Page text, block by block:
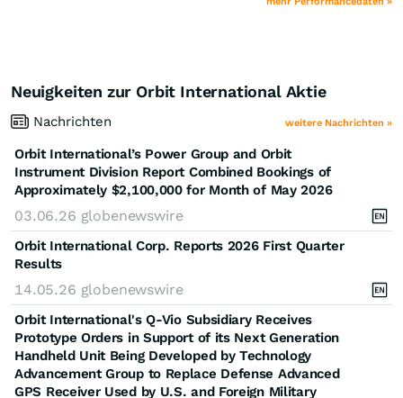
Neuigkeiten zur Orbit International Aktie
Nachrichten weitere Nachrichten »
Orbit International’s Power Group and Orbit
Instrument Division Report Combined Bookings of
Approximately $2,100,000 for Month of May 2026
03.06.26 globenewswire
Orbit International Corp. Reports 2026 First Quarter
Results
14.05.26 globenewswire
Orbit International's Q-Vio Subsidiary Receives
Prototype Orders in Support of its Next Generation
Handheld Unit Being Developed by Technology
Advancement Group to Replace Defense Advanced
GPS Receiver Used by U.S. and Foreign Military